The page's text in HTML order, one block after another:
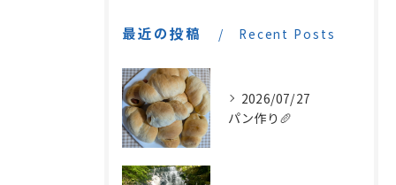
最近の投稿 Recent Posts
2026/07/27
パン作り🥖